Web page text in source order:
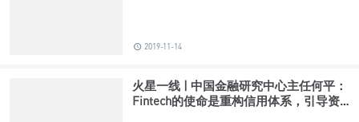
2019-11-14
火星一线 | 中国金融研究中心主任何平：
Fintech的使命是重构信用体系，引导资